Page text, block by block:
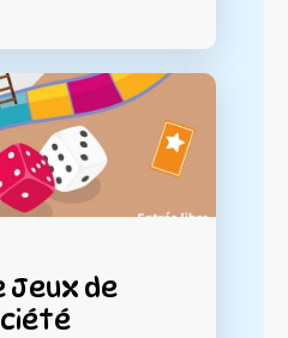
Jeux de